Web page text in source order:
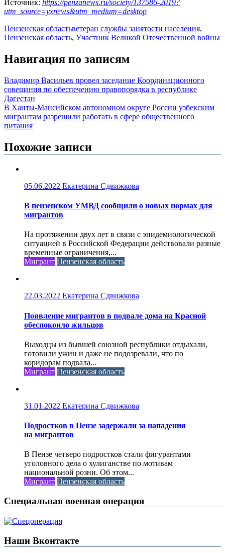
Источник: https://penzanews.ru/society/137586-2019?
utm_source=yxnews&utm_medium=desktop
Пензенская областьветеран службы занятости населения,
Пензенская область, Участник Великой Отечественной войны
Навигация по записям
Владимир Васильев провел заседание Координационного
совещания по обеспечению правопорядка в республике
Дагестан
В Ханты-Мансийском автономном округе России узбекским
мигрантам разрешили работать в сфере общественного
питания
Похожие записи
05.06.2022 Екатерина Сдвижкова
В пензенском УМВД сообщили о новых нормах для
мигрантов
На протяжении двух лет в связи с эпидемиологической
ситуацией в Российской Федерации действовали разные
временные ограничения,...
Мигрант Пензенская область
22.03.2022 Екатерина Сдвижкова
Появление мигрантов в подвале дома на Красной
обеспокоило жильцов
Выходцы из бывшей союзной республики отдыхали,
готовили ужин и даже не подозревали, что по
коридорам подвала...
Мигрант Пензенская область
31.01.2022 Екатерина Сдвижкова
Подростков в Пензе задержали за нападения
на мигрантов
В Пензе четверо подростков стали фигурантами
уголовного дела о хулиганстве по мотивам
национальной розни. Об этом...
Мигрант Пензенская область
Специальная военная операция
Наши Вконтакте